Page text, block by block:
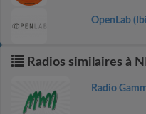
OpenLab
Radios similaires à
Radio